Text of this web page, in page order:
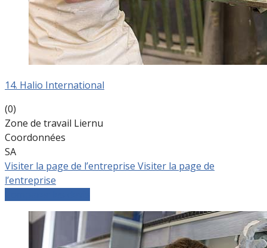
14. Halio International
(0)
Zone de travail Liernu
Coordonnées
SA
Visiter la page de l’entreprise Visiter la page de
l’entreprise